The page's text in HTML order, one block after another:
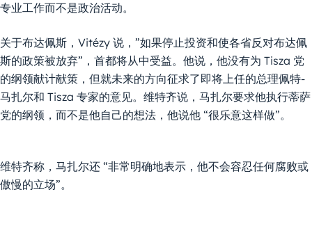
专业工作而不是政治活动。
关于布达佩斯，Vitézy 说，”如果停止投资和使各省反对布达佩
斯的政策被放弃”，首都将从中受益。他说，他没有为 Tisza 党
的纲领献计献策，但就未来的方向征求了即将上任的总理佩特-
马扎尔和 Tisza 专家的意见。维特齐说，马扎尔要求他执行蒂萨
党的纲领，而不是他自己的想法，他说他 “很乐意这样做”。
维特齐称，马扎尔还 “非常明确地表示，他不会容忍任何腐败或
傲慢的立场”。